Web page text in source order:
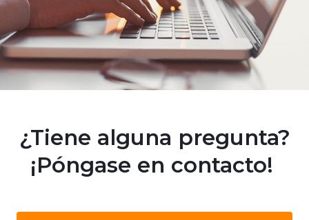
¿Tiene alguna pregunta?
¡Póngase en contacto!